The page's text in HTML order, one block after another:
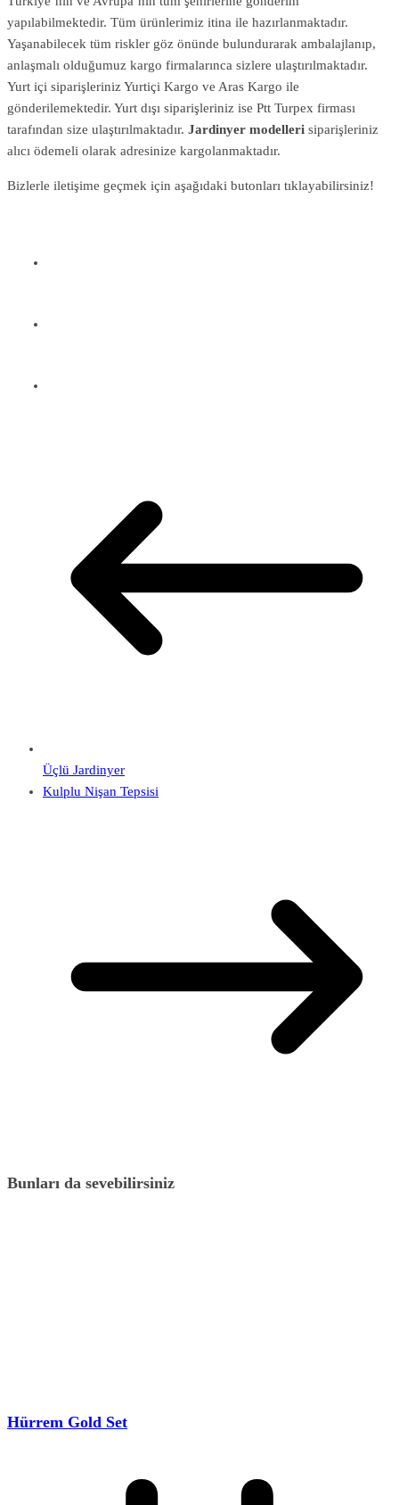
yapılabilmektedir. Tüm ürünlerimiz itina ile hazırlanmaktadır.
Yaşanabilecek tüm riskler göz önünde bulundurarak ambalajlanıp,
anlaşmalı olduğumuz kargo firmalarınca sizlere ulaştırılmaktadır.
Yurt içi siparişleriniz Yurtiçi Kargo ve Aras Kargo ile
gönderilemektedir. Yurt dışı siparişleriniz ise Ptt Turpex firması
tarafından size ulaştırılmaktadır. Jardinyer modelleri siparişleriniz
alıcı ödemeli olarak adresinize kargolanmaktadır.
Bizlerle iletişime geçmek için aşağıdaki butonları tıklayabilirsiniz!
Üçlü Jardinyer
Kulplu Nişan Tepsisi
Bunları da sevebilirsiniz
Hürrem Gold Set